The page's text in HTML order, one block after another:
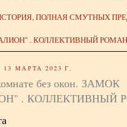
ПОЛНАЯ СМУТНЫХ
. КОЛЛЕКТИВНЫЙ РОМАН
МАРТА 2023 Г.
без окон. ЗАМОК
. КОЛЛЕКТИВНЫЙ